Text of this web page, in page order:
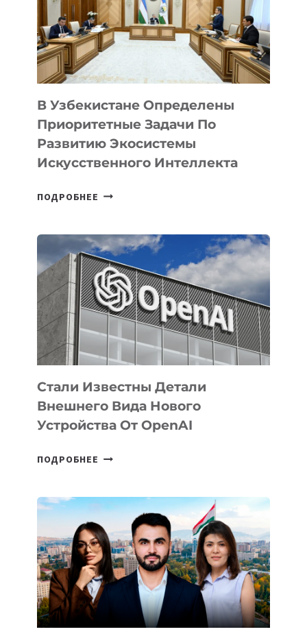
В Узбекистане Определены
Приоритетные Задачи По
Развитию Экосистемы
Искусственного Интеллекта
ПОДРОБНЕЕ В
ПРИОРИТЕТНЫЕ
ЗАДАЧИ
ПО
РАЗВИТИЮ
ЭКОСИСТЕМЫ
ИСКУССТВЕННОГО
ИНТЕЛЛЕКТА
Стали Известны Детали
Внешнего Вида Нового
Устройства От OpenAI
ПОДРОБНЕЕ СТАЛИ
ВНЕШНЕГО
ВИДА
НОВОГО
УСТРОЙСТВА
ОТ
OPENAI